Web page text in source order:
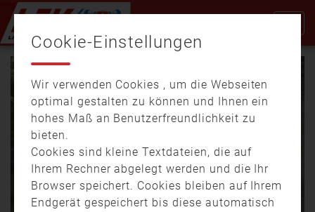
Video
Cookie-Einstellungen
Wir verwenden Cookies , um die Webseiten
optimal gestalten zu können und Ihnen ein
hohes Maß an Benutzerfreundlichkeit zu
bieten.
Cookies sind kleine Textdateien, die auf
Ihrem Rechner abgelegt werden und die Ihr
Browser speichert. Cookies bleiben auf Ihrem
Endgerät gespeichert bis diese automatisch